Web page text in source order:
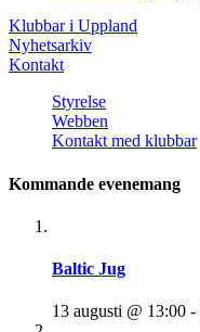
Klubbar i Uppland
Nyhetsarkiv
Kontakt
Styrelse
Webben
Kontakt med klubbar
Kommande evenemang
Baltic Jug
13 augusti @ 13:00 -